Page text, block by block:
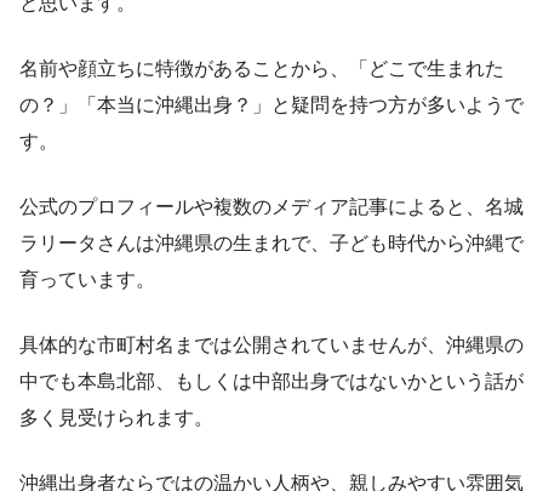
名前や顔立ちに特徴があることから、「どこで生まれた
の？」「本当に沖縄出身？」と疑問を持つ方が多いようで
す。
公式のプロフィールや複数のメディア記事によると、名城
ラリータさんは沖縄県の生まれで、子ども時代から沖縄で
育っています。
具体的な市町村名までは公開されていませんが、沖縄県の
中でも本島北部、もしくは中部出身ではないかという話が
多く見受けられます。
沖縄出身者ならではの温かい人柄や、親しみやすい雰囲気